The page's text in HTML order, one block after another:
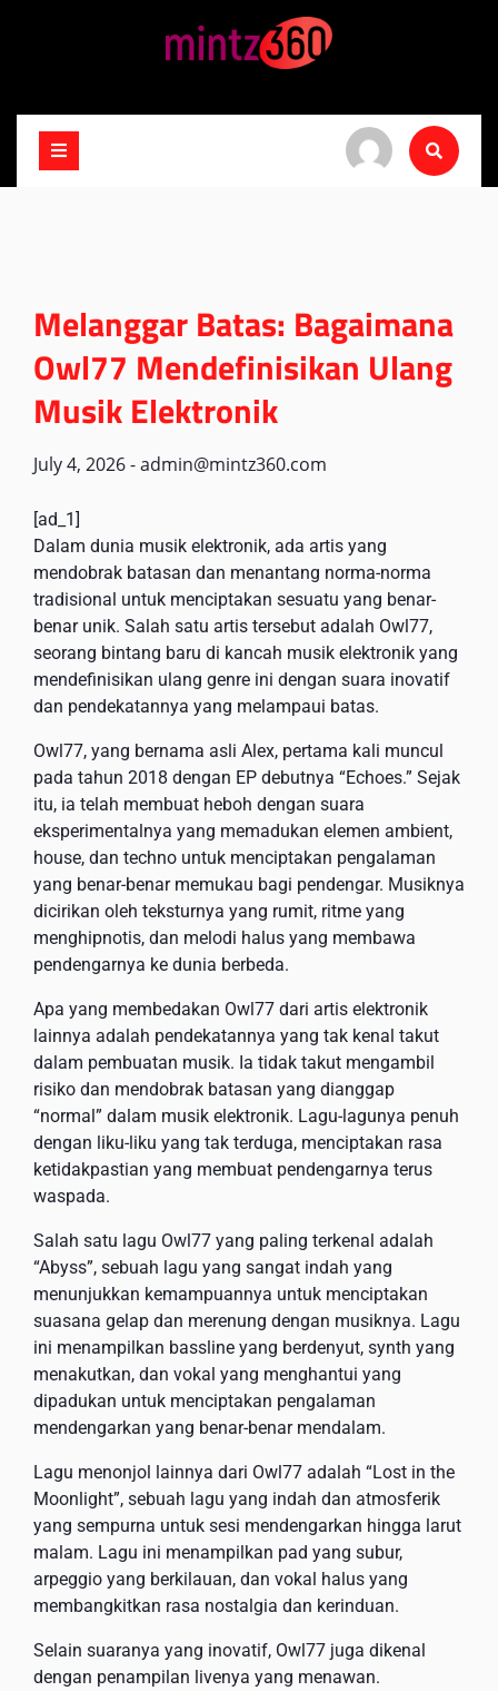
Melanggar Batas: Bagaimana
Owl77 Mendefinisikan Ulang
Musik Elektronik
July 4, 2026-admin@mintz360.com
[ad_1]
Dalam dunia musik elektronik, ada artis yang
mendobrak batasan dan menantang norma-norma
tradisional untuk menciptakan sesuatu yang benar-
benar unik. Salah satu artis tersebut adalah Owl77,
seorang bintang baru di kancah musik elektronik yang
mendefinisikan ulang genre ini dengan suara inovatif
dan pendekatannya yang melampaui batas.
Owl77, yang bernama asli Alex, pertama kali muncul
pada tahun 2018 dengan EP debutnya “Echoes.” Sejak
itu, ia telah membuat heboh dengan suara
eksperimentalnya yang memadukan elemen ambient,
house, dan techno untuk menciptakan pengalaman
yang benar-benar memukau bagi pendengar. Musiknya
dicirikan oleh teksturnya yang rumit, ritme yang
menghipnotis, dan melodi halus yang membawa
pendengarnya ke dunia berbeda.
Apa yang membedakan Owl77 dari artis elektronik
lainnya adalah pendekatannya yang tak kenal takut
dalam pembuatan musik. Ia tidak takut mengambil
risiko dan mendobrak batasan yang dianggap
“normal” dalam musik elektronik. Lagu-lagunya penuh
dengan liku-liku yang tak terduga, menciptakan rasa
ketidakpastian yang membuat pendengarnya terus
waspada.
Salah satu lagu Owl77 yang paling terkenal adalah
“Abyss”, sebuah lagu yang sangat indah yang
menunjukkan kemampuannya untuk menciptakan
suasana gelap dan merenung dengan musiknya. Lagu
ini menampilkan bassline yang berdenyut, synth yang
menakutkan, dan vokal yang menghantui yang
dipadukan untuk menciptakan pengalaman
mendengarkan yang benar-benar mendalam.
Lagu menonjol lainnya dari Owl77 adalah “Lost in the
Moonlight”, sebuah lagu yang indah dan atmosferik
yang sempurna untuk sesi mendengarkan hingga larut
malam. Lagu ini menampilkan pad yang subur,
arpeggio yang berkilauan, dan vokal halus yang
membangkitkan rasa nostalgia dan kerinduan.
Selain suaranya yang inovatif, Owl77 juga dikenal
dengan penampilan livenya yang menawan.